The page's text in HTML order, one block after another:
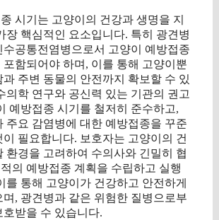
시기는 고양이의 건강과 생명을 지
장 핵심적인 요소입니다. 특히 광견병
수공통전염병으로서 고양이 예방접종
함되어야 하며, 이를 통해 고양이뿐
과 주변 동물의 안전까지 확보할 수 있
의학 연구와 공신력 있는 기관의 권고
예방접종 시기를 철저히 준수하고,
주요 감염병에 대한 예방접종을 꾸준
필요합니다. 보호자는 고양이의 건
환경을 고려하여 수의사와 긴밀히 협
의 예방접종 계획을 수립하고 실행
를 통해 고양이가 건강하고 안전하게
며, 광견병과 같은 위험한 질병으로부
호받을 수 있습니다.